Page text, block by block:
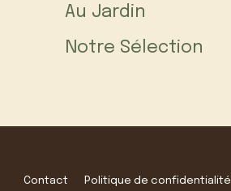
Au Jardin
Notre Sélection
Contact Politique de confidentialité